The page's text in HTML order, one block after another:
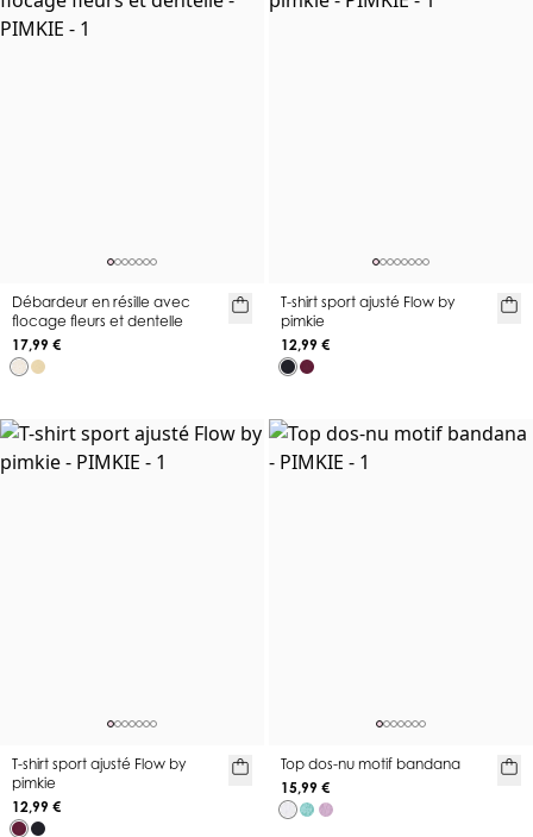
Débardeur en résille avec
flocage fleurs et dentelle
17,99 €
T-shirt sport ajusté Flow by
pimkie
12,99 €
T-shirt sport ajusté Flow by
pimkie
12,99 €
Top dos-nu motif bandana
15,99 €